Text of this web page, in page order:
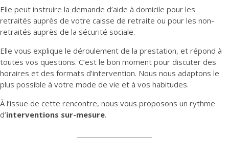
Elle peut instruire la demande d’aide à domicile pour les
retraités auprès de votre caisse de retraite ou pour les non-
retraités auprès de la sécurité sociale.
Elle vous explique le déroulement de la prestation, et répond à
toutes vos questions. C’est le bon moment pour discuter des
horaires et des formats d’intervention. Nous nous adaptons le
plus possible à votre mode de vie et à vos habitudes.
À l’issue de cette rencontre, nous vous proposons un rythme
d’interventions sur-mesure.